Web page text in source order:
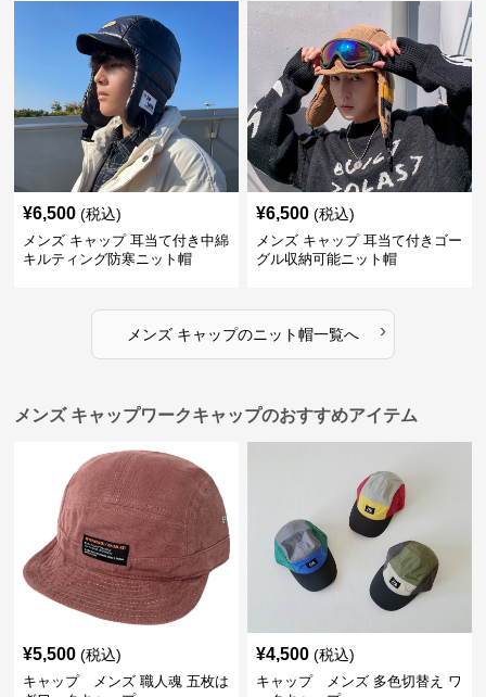
¥6,500 (税込)
メンズ キャップ 耳当て付き中綿
キルティング防寒ニット帽
¥6,500 (税込)
メンズ キャップ 耳当て付きゴー
グル収納可能ニット帽
メンズ キャップのニット帽一覧へ ›
メンズ キャップワークキャップのおすすめアイテム
¥5,500 (税込)
キャップ メンズ 職人魂 五枚は
¥4,500 (税込)
キャップ メンズ 多色切替え ワ